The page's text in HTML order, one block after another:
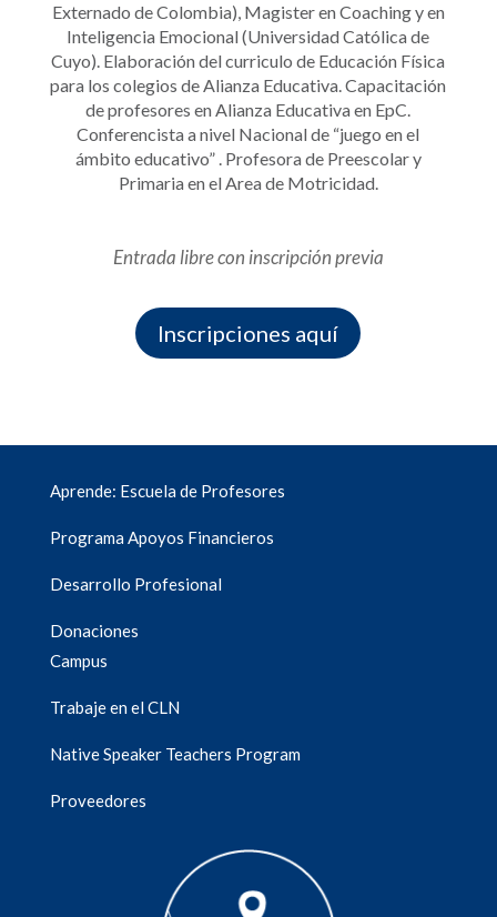
Externado de Colombia), Magister en Coaching y en
Inteligencia Emocional (Universidad Católica de
Cuyo). Elaboración del curriculo de Educación Física
para los colegios de Alianza Educativa. Capacitación
de profesores en Alianza Educativa en EpC.
Conferencista a nivel Nacional de “juego en el
ámbito educativo” . Profesora de Preescolar y
Primaria en el Area de Motricidad.
Entrada libre con inscripción previa
Inscripciones aquí
Aprende: Escuela de Profesores
Programa Apoyos Financieros
Desarrollo Profesional
Donaciones
Campus
Trabaje en el CLN
Native Speaker Teachers Program
Proveedores